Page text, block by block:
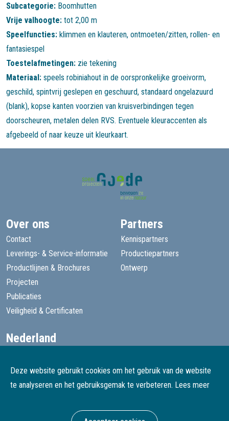
Subcategorie: Boomhutten
Vrije valhoogte: tot 2,00 m
Speelfuncties: klimmen en klauteren, ontmoeten/zitten, rollen- en
fantasiespel
Toestelafmetingen: zie tekening
Materiaal: speels robiniahout in de oorspronkelijke groeivorm,
geschild, spintvrij geslepen en geschuurd, standaard ongelazuurd
(blank), kopse kanten voorzien van kruisverbindingen tegen
doorscheuren, metalen delen RVS. Eventuele kleuraccenten als
afgebeeld of naar keuze uit kleurkaart.
Deze website gebruikt cookies om het gebruik van de website
te analyseren en het gebruiksgemak te verbeteren. Lees meer
Over ons
Contact
Leverings- & Service-informatie
Productlijnen & Brochures
Projecten
Publicaties
Veiligheid & Certificaten
Partners
Kennispartners
Productiepartners
Ontwerp
Nederland
België